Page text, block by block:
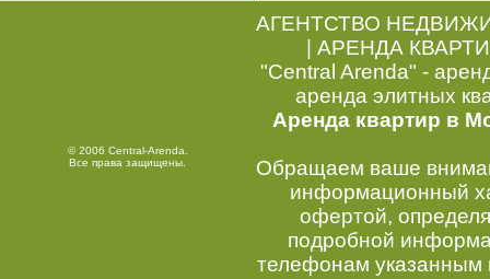
© 2006 Central-Arenda.
Все права защищены.
АГЕНТСТВО
|АРЕНДА
"Central Arenda" -
аренда элитных
Аренда квартир в
Обращаем ваше
информационный
офертой,
подробной
телефонам указанным